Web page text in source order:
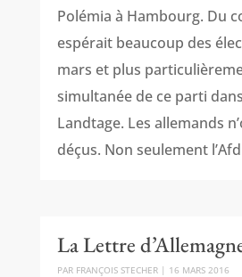
Polémia à Hambourg. Du
espérait beaucoup des
mars et plus
simultanée de ce parti
Landtage. Les allemands
déçus. Non seulement
La Lettre
PAR FRANÇOIS STECHER| 16 MARS 2016